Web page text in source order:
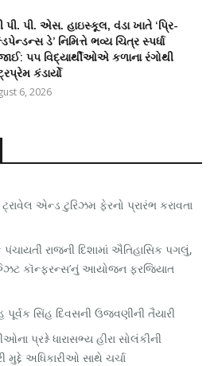
પી. પી. એસ. હાઇસ્કૂલ, વંડા ખાતે ‘પ્રિ-
ડે’ નિમિત્તે ભવ્ય ચિત્ર સ્પર્ધા
૫૫ વિદ્યાર્થીઓએ કળાના રંગોથી
કંડાર્યો
6, 2026
ટ્રાવેલ એન્ડ ટુરિઝમ ફેરનો પ્રારંભ કરાવતા
રાજની દિશામાં ઐતિહાસિક પગલું,
કૉન્ફરન્સ’નું આયોજન ફરજિયાત
પૂર્વક સિંહ દિવસની ઉજવણીની તૈયારી
પ્રશ્ને ધારાસભ્ય હીરા સોલંકીની
મુદ્દે અધિકારીઓ સાથે ચર્ચા